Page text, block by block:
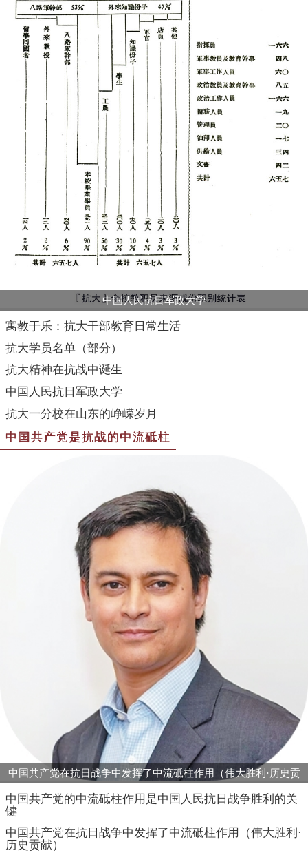
中国人民抗日军政大学
寓教于乐：抗大干部教育日常生活
抗大学员名单（部分）
抗大精神在抗战中诞生
中国人民抗日军政大学
抗大一分校在山东的峥嵘岁月
中国共产党是抗战的中流砥柱
中国共产党在抗日战争中发挥了中流砥柱作用（伟大胜利·历史贡
献）
中国共产党的中流砥柱作用是中国人民抗日战争胜利的关
键
中国共产党在抗日战争中发挥了中流砥柱作用（伟大胜利·
历史贡献）